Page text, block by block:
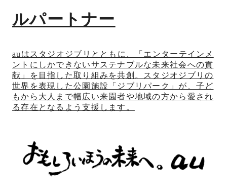
ルパートナー
auはスタジオジブリとともに、「エンターテインメ
ントにしかできないサステナブルな未来社会への貢
献」を目指した取り組みを共創。スタジオジブリの
世界を表現した公園施設「ジブリパーク」が、子ど
もから大人まで幅広い来園者や地域の方から愛され
る存在となるよう支援します。